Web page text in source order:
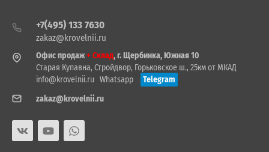
+7(495) 133 7630
zakaz@krovelnii.ru
Офис продаж+ Склад, г. Щербинка, Южная 10
Старая Купавна, Стройдвор, Горьковское ш., 25км от МКАД
info@krovelnii.ru Whatsapp
Telegram
zakaz@krovelnii.ru